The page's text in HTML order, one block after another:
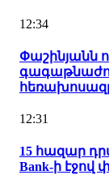
12:34
Փաշինյանն
12:31
15 հազար
Bank-ի էջով